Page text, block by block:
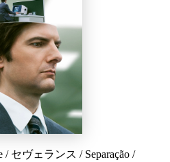
/ セヴェランス / Separação /